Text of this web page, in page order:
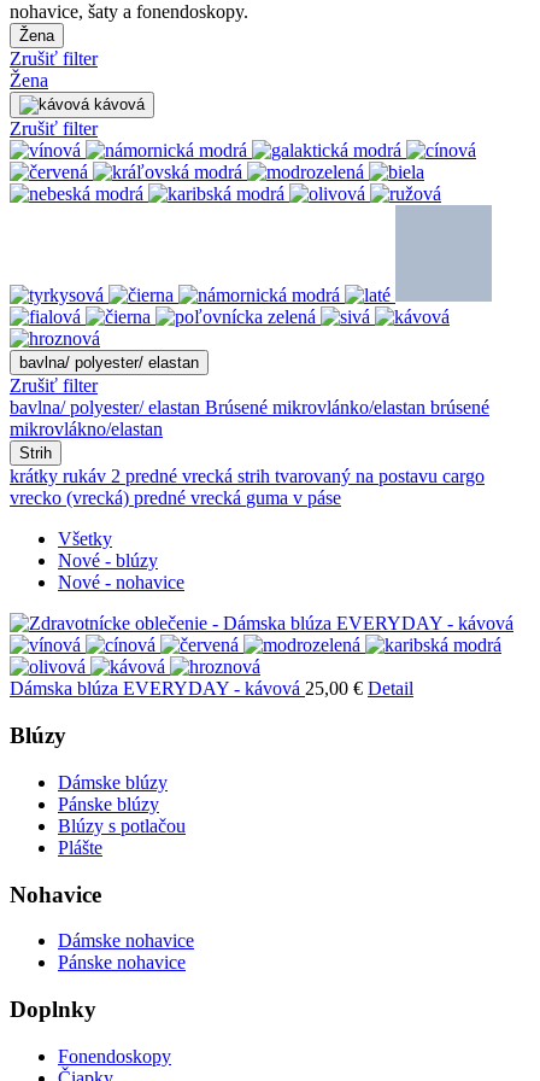
nohavice, šaty a fonendoskopy.
Žena
Zrušiť filter
Žena
kávová
Zrušiť filter
bavlna/ polyester/ elastan
Zrušiť filter
bavlna/ polyester/ elastan Brúsené mikrovlánko/elastan brúsené
mikrovlákno/elastan
Strih
krátky rukáv 2 predné vrecká strih tvarovaný na postavu cargo
vrecko (vrecká) predné vrecká guma v páse
Všetky
Nové - blúzy
Nové - nohavice
Dámska blúza EVERYDAY - kávová 25,00 € Detail
Blúzy
Dámske blúzy
Pánske blúzy
Blúzy s potlačou
Plášte
Nohavice
Dámske nohavice
Pánske nohavice
Doplnky
Fonendoskopy